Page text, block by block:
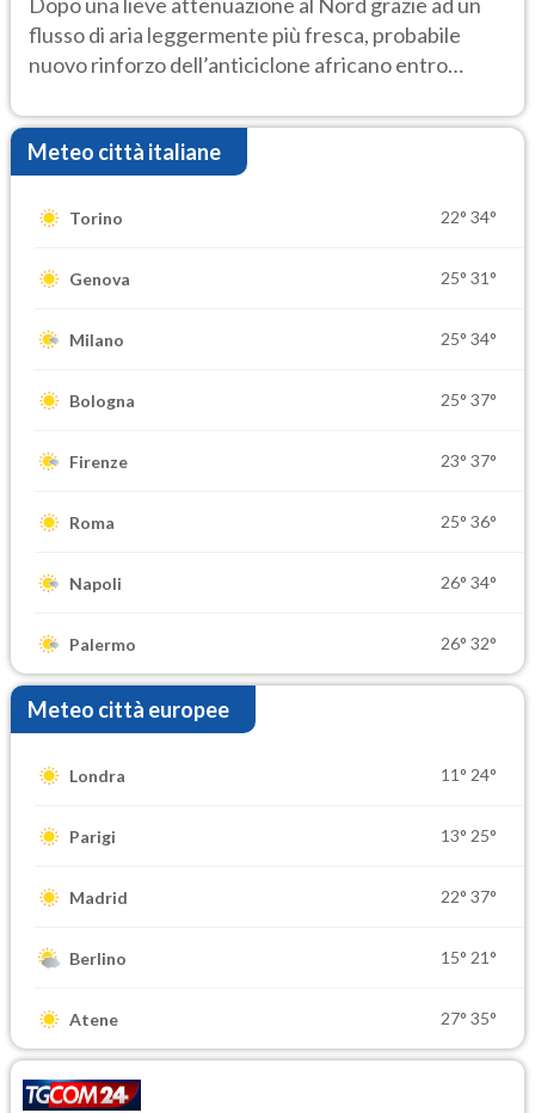
flusso di aria leggermente più fresca, probabile
nuovo rinforzo dell’anticiclone africano entro
Meteo città italiane
Torino 22° 34°
Genova 25° 31°
Milano 25° 34°
Bologna 25° 37°
Firenze 23° 37°
Roma 25° 36°
Napoli 26° 34°
Palermo 26° 32°
Meteo città europee
Londra 11° 24°
Parigi 13° 25°
Madrid 22° 37°
Berlino 15° 21°
Atene 27° 35°